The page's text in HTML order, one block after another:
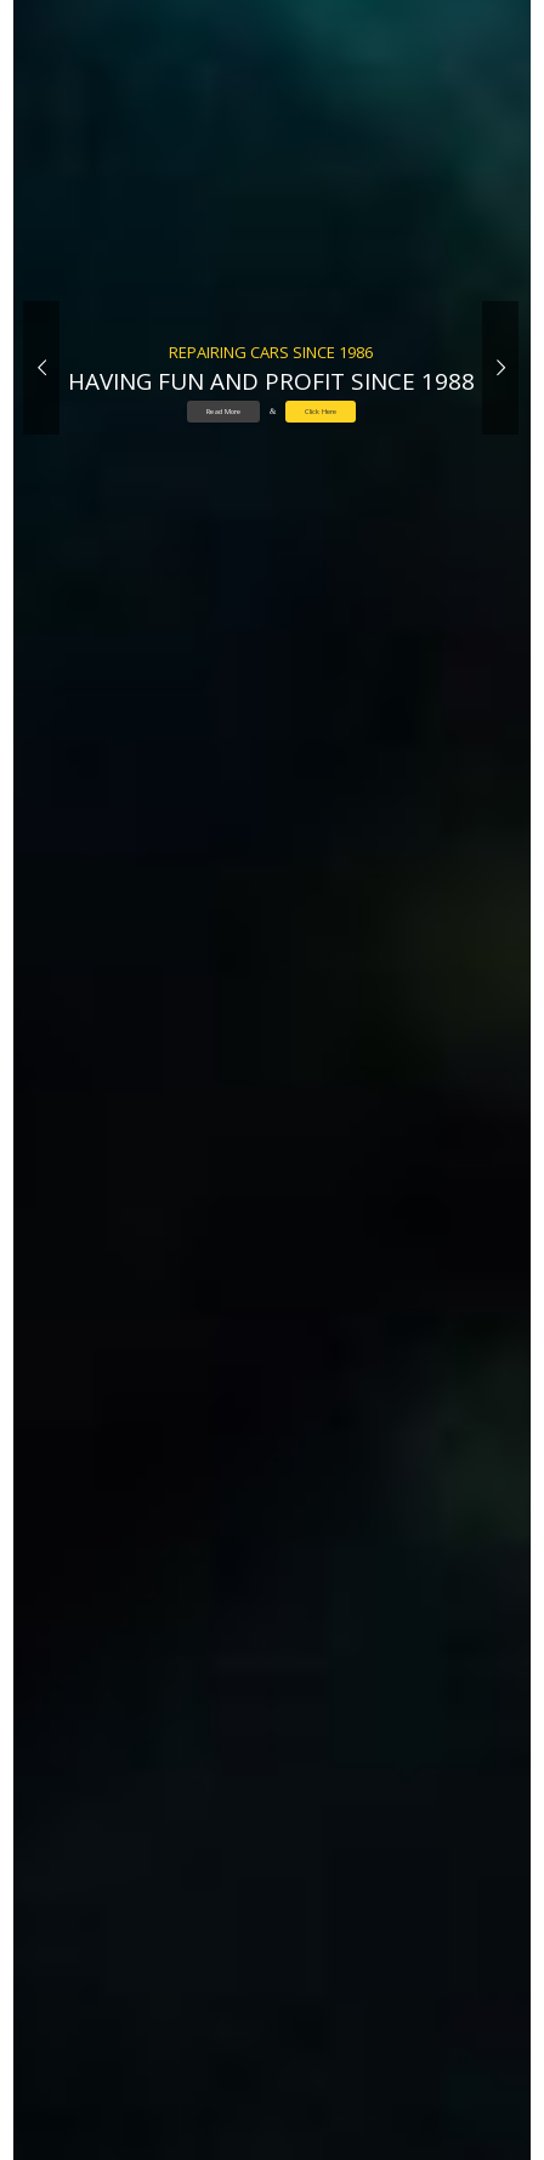
REPAIRING CARS SINCE 1986
HAVING FUN AND PROFIT SINCE 1988
Read More & Click Here